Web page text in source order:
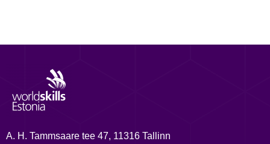
A. H. Tammsaare tee 47, 11316 Tallinn